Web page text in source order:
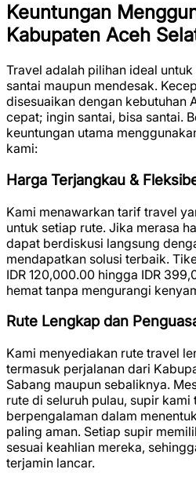
Keuntungan
Kabupaten Aceh
Travel adalah pilihan ideal
santai maupun mendesak.
disesuaikan dengan kebutuhan
cepat; ingin santai, bisa santai.
keuntungan utama
kami:
Harga Terjangkau &
Kami menawarkan tarif travel
untuk setiap rute. Jika merasa
dapat berdiskusi langsung
mendapatkan solusi terbaik.
IDR 120,000.00 hingga IDR
hemat tanpa mengurangi
Rute Lengkap dan
Kami menyediakan rute travel
termasuk perjalanan dari
Sabang maupun sebaliknya.
rute di seluruh pulau, supir kami
berpengalaman dalam
paling aman. Setiap supir
sesuai keahlian mereka,
terjamin lancar.